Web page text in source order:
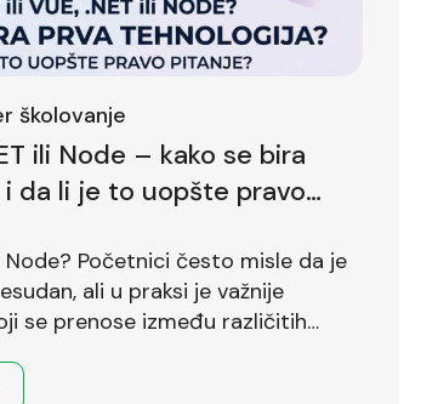
školovanje
ili Node – kako se bira
da li je to uopšte pravo
Node? Početnici često misle da je
ali u praksi je važnije
se prenose između različitih